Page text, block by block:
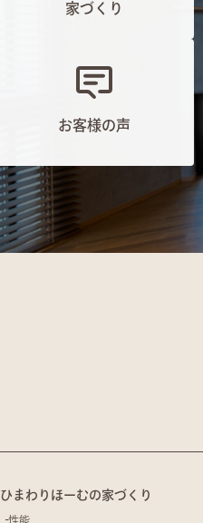
家づくり
お客様の声
ひまわりほーむの家づくり
性能